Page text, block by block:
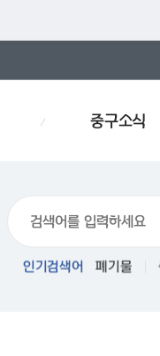
중구소식
인기검색어
기물스티커 폐기물